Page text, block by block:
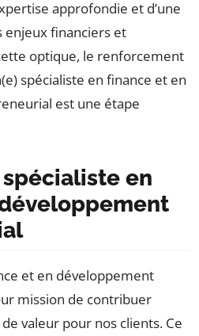
approfondie et d’une
enjeux financiers et
optique, le renforcement
spécialiste en finance et en
est une étape
en
et en développement
mission de contribuer
valeur pour nos clients. Ce